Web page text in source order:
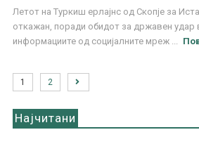
Летот на Туркиш ерлајнс од Скопје за
откажан, поради обидот за државен удар
информациите од социјалните мреж ...
1 2
Најчитани